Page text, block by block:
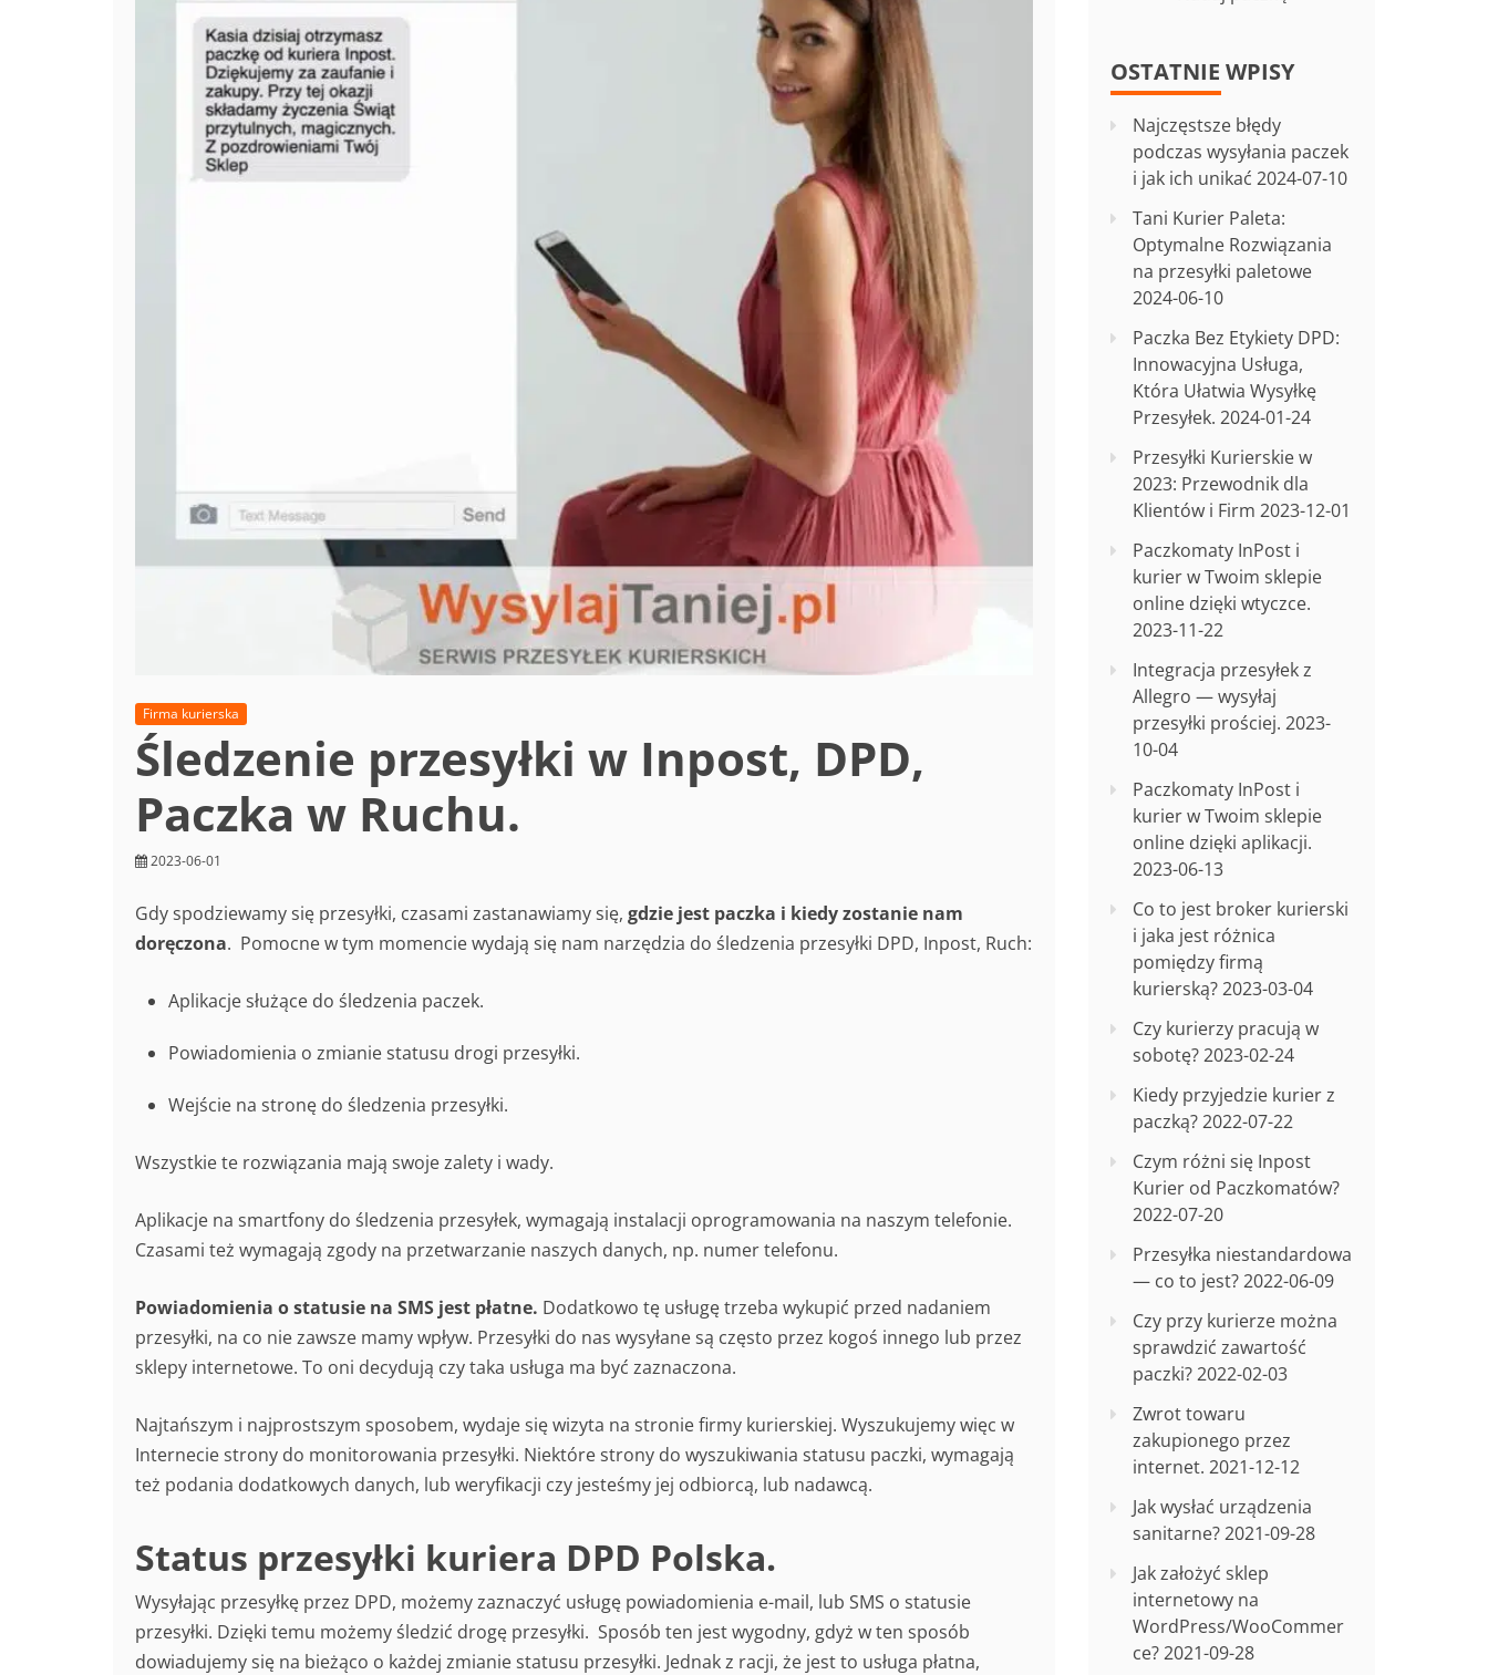
Firma kurierska
Śledzenie przesyłki w Inpost, DPD,
Paczka w Ruchu.
2023-06-01
Gdy spodziewamy się przesyłki, czasami zastanawiamy się, gdzie jest paczka i kiedy zostanie nam
doręczona. Pomocne w tym momencie wydają się nam narzędzia do śledzenia przesyłki DPD, Inpost, Ruch:
Aplikacje służące do śledzenia paczek.
Powiadomienia o zmianie statusu drogi przesyłki.
Wejście na stronę do śledzenia przesyłki.
Wszystkie te rozwiązania mają swoje zalety i wady.
Aplikacje na smartfony do śledzenia przesyłek, wymagają instalacji oprogramowania na naszym telefonie.
Czasami też wymagają zgody na przetwarzanie naszych danych, np. numer telefonu.
Powiadomienia o statusie na SMS jest płatne. Dodatkowo tę usługę trzeba wykupić przed nadaniem
przesyłki, na co nie zawsze mamy wpływ. Przesyłki do nas wysyłane są często przez kogoś innego lub przez
sklepy internetowe. To oni decydują czy taka usługa ma być zaznaczona.
Najtańszym i najprostszym sposobem, wydaje się wizyta na stronie firmy kurierskiej. Wyszukujemy więc w
Internecie strony do monitorowania przesyłki. Niektóre strony do wyszukiwania statusu paczki, wymagają
też podania dodatkowych danych, lub weryfikacji czy jesteśmy jej odbiorcą, lub nadawcą.
Status przesyłki kuriera DPD Polska.
Wysyłając przesyłkę przez DPD, możemy zaznaczyć usługę powiadomienia e-mail, lub SMS o statusie
przesyłki. Dzięki temu możemy śledzić drogę przesyłki. Sposób ten jest wygodny, gdyż w ten sposób
dowiadujemy się na bieżąco o każdej zmianie statusu przesyłki. Jednak z racji, że jest to usługa płatna,
OSTATNIE WPISY
Najczęstsze błędy
podczas wysyłania paczek
i jak ich unikać 2024-07-10
Tani Kurier Paleta:
Optymalne Rozwiązania
na przesyłki paletowe
2024-06-10
Paczka Bez Etykiety DPD:
Innowacyjna Usługa,
Która Ułatwia Wysyłkę
Przesyłek. 2024-01-24
Przesyłki Kurierskie w
2023: Przewodnik dla
Klientów i Firm 2023-12-01
Paczkomaty InPost i
kurier w Twoim sklepie
online dzięki wtyczce.
2023-11-22
Integracja przesyłek z
Allegro — wysyłaj
przesyłki prościej. 2023-
10-04
Paczkomaty InPost i
kurier w Twoim sklepie
online dzięki aplikacji.
2023-06-13
Co to jest broker kurierski
i jaka jest różnica
pomiędzy firmą
kurierską? 2023-03-04
Czy kurierzy pracują w
sobotę? 2023-02-24
Kiedy przyjedzie kurier z
paczką? 2022-07-22
Czym różni się Inpost
Kurier od Paczkomatów?
2022-07-20
Przesyłka niestandardowa
— co to jest? 2022-06-09
Czy przy kurierze można
sprawdzić zawartość
paczki? 2022-02-03
Zwrot towaru
zakupionego przez
internet. 2021-12-12
Jak wysłać urządzenia
sanitarne? 2021-09-28
Jak założyć sklep
internetowy na
WordPress/WooCommer
ce? 2021-09-28